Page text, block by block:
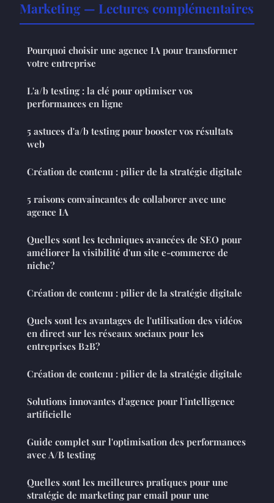
Marketing — Lectures complémentaires
Pourquoi choisir une agence IA pour transformer
votre entreprise
L'a/b testing : la clé pour optimiser vos
performances en ligne
5 astuces d'a/b testing pour booster vos résultats
web
Création de contenu : pilier de la stratégie digitale
5 raisons convaincantes de collaborer avec une
agence IA
Quelles sont les techniques avancées de SEO pour
améliorer la visibilité d'un site e-commerce de
niche?
Création de contenu : pilier de la stratégie digitale
Quels sont les avantages de l'utilisation des vidéos
en direct sur les réseaux sociaux pour les
entreprises B2B?
Création de contenu : pilier de la stratégie digitale
Solutions innovantes d'agence pour l'intelligence
artificielle
Guide complet sur l'optimisation des performances
avec A/B testing
Quelles sont les meilleures pratiques pour une
stratégie de marketing par email pour une